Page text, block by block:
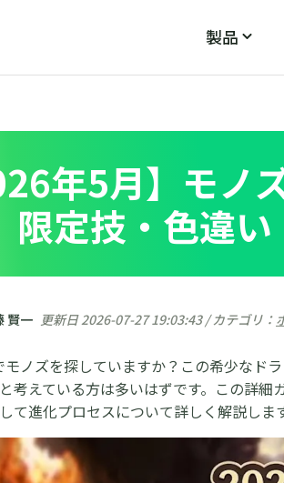
製品
ポケモンGOのGPS不具合を修
年5月】モノ
限定技・色違
賢一 更新日 2026-07-27 19:03:43 / カテゴリ：
モノズを探していますか？この希少なド
考えている方は多いはずです。この詳
て進化プロセスについて詳しく解説します